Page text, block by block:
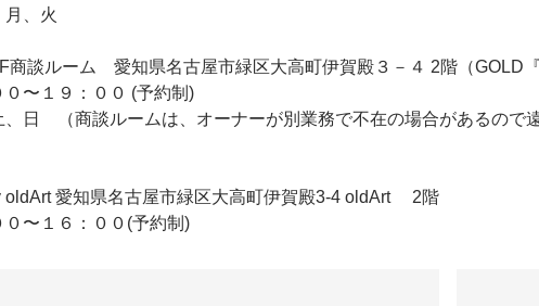
、火
商談ルーム 愛知県名古屋市緑区大高町伊賀殿３－４ 2階（GOLD
０〜１９：００ (予約制)
日 （商談ルームは、オーナーが別業務で不在の場合があるので
oldArt 愛知県名古屋市緑区大高町伊賀殿3-4 oldArt 2階
０〜１６：００(予約制)